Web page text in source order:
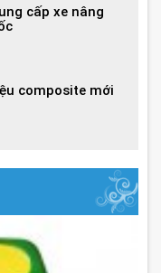
cấp xe nâng
composite mới